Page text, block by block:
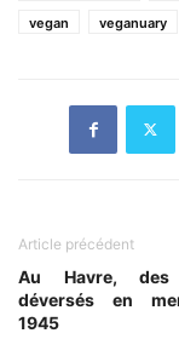
vegan
veganuary
Article précédent
Au Havre, des
déversés en
1945